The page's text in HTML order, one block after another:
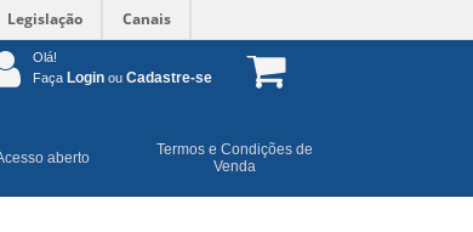
Legislação Canais
Olá!
Faça Login ou Cadastre-se
aberto
Termos e Condições de
Venda